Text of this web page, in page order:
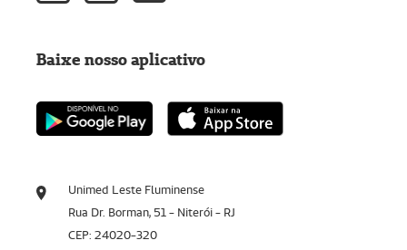
Unimed Leste Fluminense
Rua Dr. Borman, 51 - Niterói - RJ
CEP: 24020-320
Baixe nosso aplicativo